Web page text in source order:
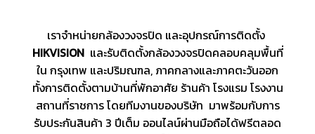
เราจำหน่ายกล้องวงจรปิด และอุปกรณ์การติดตั้ง
HIKVISIONและรับติดตั้งกล้องวงจรปิดคลอบคลุมพื้นที่
ใน กรุงเทพ และปริมณฑล, ภาคกลางและภาคตะวันออก
ทั้งการติดตั้งตามบ้านที่พักอาศัย ร้านค้า โรงแรม โรงงาน
สถานที่ราชการ โดยทีมงานของบริษัท มาพร้อมกับการ
รับประกันสินค้า 3 ปีเต็ม ออนไลน์ผ่านมือถือได้ฟรีตลอด